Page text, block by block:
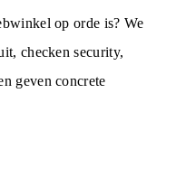
op orde is? We
checken security,
geven concrete